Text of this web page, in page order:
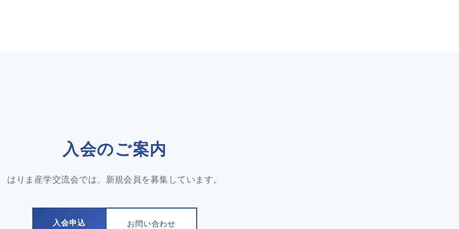
入会のご案内
はりま産学交流会では、新規会員を募集しています。
入会申込 お問い合わせ